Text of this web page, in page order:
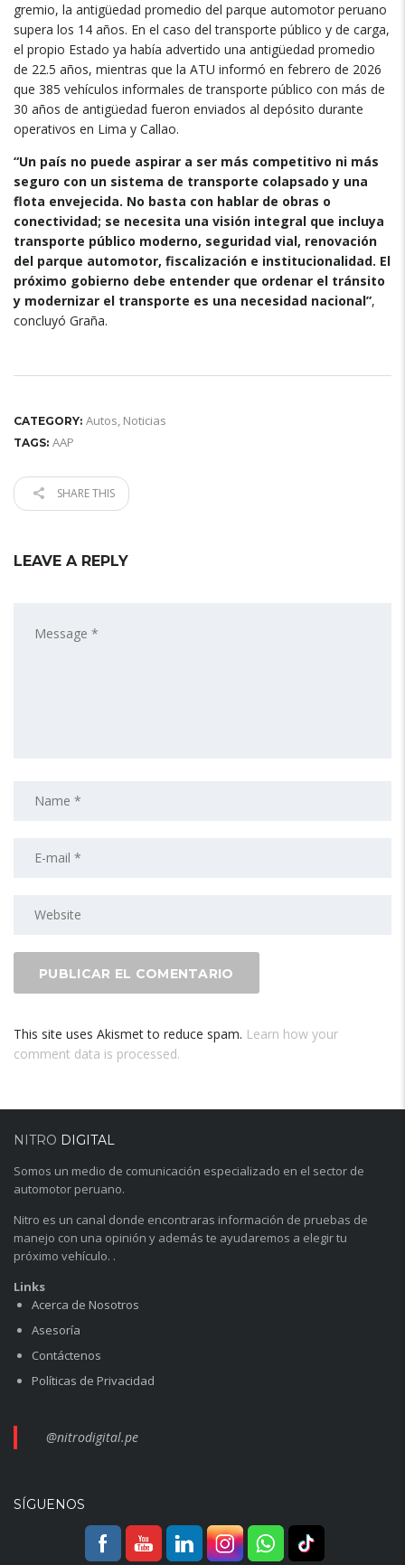
gremio, la antigüedad promedio del parque automotor peruano
supera los 14 años. En el caso del transporte público y de carga,
el propio Estado ya había advertido una antigüedad promedio
de 22.5 años, mientras que la ATU informó en febrero de 2026
que 385 vehículos informales de transporte público con más de
30 años de antigüedad fueron enviados al depósito durante
operativos en Lima y Callao.
“Un país no puede aspirar a ser más competitivo ni más
seguro con un sistema de transporte colapsado y una
flota envejecida. No basta con hablar de obras o
conectividad; se necesita una visión integral que incluya
transporte público moderno, seguridad vial, renovación
del parque automotor, fiscalización e institucionalidad. El
próximo gobierno debe entender que ordenar el tránsito
y modernizar el transporte es una necesidad nacional”,
concluyó Graña.
CATEGORY: Autos, Noticias
TAGS: AAP
SHARE THIS
LEAVE A REPLY
This site uses Akismet to reduce spam. Learn how your
comment data is processed.
NITRO DIGITAL
Somos un medio de comunicación especializado en el sector de
automotor peruano.
Nitro es un canal donde encontraras información de pruebas de
manejo con una opinión y además te ayudaremos a elegir tu
próximo vehículo. .
Links
Acerca de Nosotros
Asesoría
Contáctenos
Políticas de Privacidad
@nitrodigital.pe
SÍGUENOS